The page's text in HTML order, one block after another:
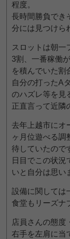
程度。
長時間勝負でき
分には見つけら
スロットは朝一
3割、一番稼働
を積んでいた割
自分の打ったA
のハズレ等を見
正直言って近隣
去年上越市にオ
ヶ月位遊べる調
待していたので
日目でこの状況
いと自分は思い
設備に関しては
食堂もリーズナ
店員さんの態度
右手を左肩に当